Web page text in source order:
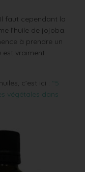
faut cependant la
l’huile de jojoba.
à prendre un
est vraiment
c’est ici : “5
végétales dans